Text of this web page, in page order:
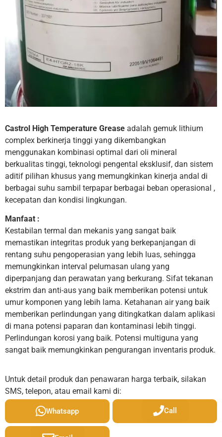
Castrol High Temperature Grease adalah gemuk lithium
complex berkinerja tinggi yang dikembangkan
menggunakan kombinasi optimal dari oli mineral
berkualitas tinggi, teknologi pengental eksklusif, dan sistem
aditif pilihan khusus yang memungkinkan kinerja andal di
berbagai suhu sambil terpapar berbagai beban operasional ,
kecepatan dan kondisi lingkungan.
Manfaat :
Kestabilan termal dan mekanis yang sangat baik
memastikan integritas produk yang berkepanjangan di
rentang suhu pengoperasian yang lebih luas, sehingga
memungkinkan interval pelumasan ulang yang
diperpanjang dan perawatan yang berkurang. Sifat tekanan
ekstrim dan anti-aus yang baik memberikan potensi untuk
umur komponen yang lebih lama. Ketahanan air yang baik
memberikan perlindungan yang ditingkatkan dalam aplikasi
di mana potensi paparan dan kontaminasi lebih tinggi.
Perlindungan korosi yang baik. Potensi multiguna yang
sangat baik memungkinkan pengurangan inventaris produk.
Untuk detail produk dan penawaran harga terbaik, silakan
SMS, telepon, atau email kami di:
Whatsapp Call